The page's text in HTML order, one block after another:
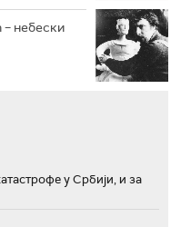
небески
у Србији, и за